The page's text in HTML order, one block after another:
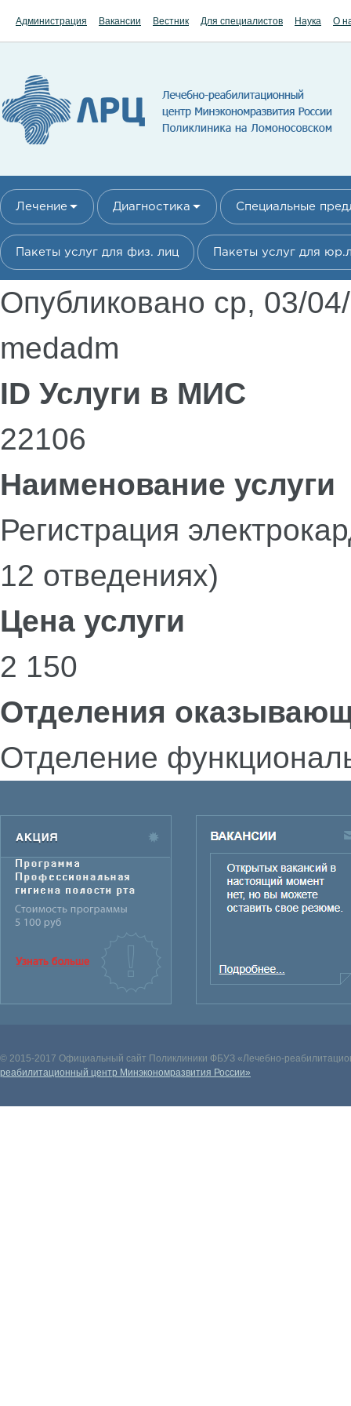
Администрация Вакансии Вестник Для специалистов Наука О
Лечение Диагностика Специальные
Пакеты услуг для физ. лиц Пакеты услуг для
Опубликовано ср, 03/
medadm
ID Услуги в МИС
22106
Наименование услуги
Регистрация
12 отведениях)
Цена услуги
2 150
Отделения
Отделение
© 2015-2017 Официальный сайт Поликлиники ФБУЗ «Лечебно-
реабилитационный центр Минэкономразвития России»